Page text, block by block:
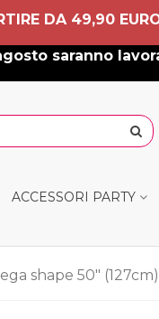
DA 49,90
saranno
ACCESSORI PARTY
shape 50"